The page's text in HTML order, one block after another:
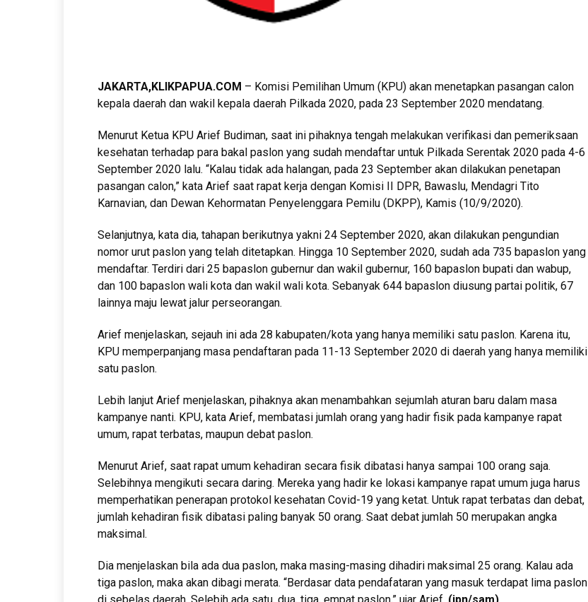
JAKARTA,KLIKPAPUA.COM – Komisi Pemilihan Umum (KPU) akan menetapkan pasangan calon
kepala daerah dan wakil kepala daerah Pilkada 2020, pada 23 September 2020 mendatang.
Menurut Ketua KPU Arief Budiman, saat ini pihaknya tengah melakukan verifikasi dan pemeriksaan
kesehatan terhadap para bakal paslon yang sudah mendaftar untuk Pilkada Serentak 2020 pada 4-6
September 2020 lalu. “Kalau tidak ada halangan, pada 23 September akan dilakukan penetapan
pasangan calon,” kata Arief saat rapat kerja dengan Komisi II DPR, Bawaslu, Mendagri Tito
Karnavian, dan Dewan Kehormatan Penyelenggara Pemilu (DKPP), Kamis (10/9/2020).
Selanjutnya, kata dia, tahapan berikutnya yakni 24 September 2020, akan dilakukan pengundian
nomor urut paslon yang telah ditetapkan. Hingga 10 September 2020, sudah ada 735 bapaslon yang
mendaftar. Terdiri dari 25 bapaslon gubernur dan wakil gubernur, 160 bapaslon bupati dan wabup,
dan 100 bapaslon wali kota dan wakil wali kota. Sebanyak 644 bapaslon diusung partai politik, 67
lainnya maju lewat jalur perseorangan.
Arief menjelaskan, sejauh ini ada 28 kabupaten/kota yang hanya memiliki satu paslon. Karena itu,
KPU memperpanjang masa pendaftaran pada 11-13 September 2020 di daerah yang hanya memiliki
satu paslon.
Lebih lanjut Arief menjelaskan, pihaknya akan menambahkan sejumlah aturan baru dalam masa
kampanye nanti. KPU, kata Arief, membatasi jumlah orang yang hadir fisik pada kampanye rapat
umum, rapat terbatas, maupun debat paslon.
Menurut Arief, saat rapat umum kehadiran secara fisik dibatasi hanya sampai 100 orang saja.
Selebihnya mengikuti secara daring. Mereka yang hadir ke lokasi kampanye rapat umum juga harus
memperhatikan penerapan protokol kesehatan Covid-19 yang ketat. Untuk rapat terbatas dan debat,
jumlah kehadiran fisik dibatasi paling banyak 50 orang. Saat debat jumlah 50 merupakan angka
maksimal.
Dia menjelaskan bila ada dua paslon, maka masing-masing dihadiri maksimal 25 orang. Kalau ada
tiga paslon, maka akan dibagi merata. “Berdasar data pendafataran yang masuk terdapat lima paslon